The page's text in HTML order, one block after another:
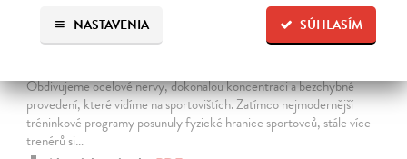
SÚHLASÍM
NASTAVENIA
Sportovní psychologie pro trenéry
Obdivujeme ocelové nervy, dokonalou koncentraci a bezchybné
provedení, které vidíme na sportovištích. Zatímco nejmodernější
tréninkové programy posunuly fyzické hranice sportovců, stále více
trenérů si…